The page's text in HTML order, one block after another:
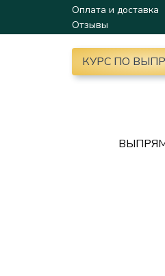
Оплата и доставка
Отзывы
КУРС ПО